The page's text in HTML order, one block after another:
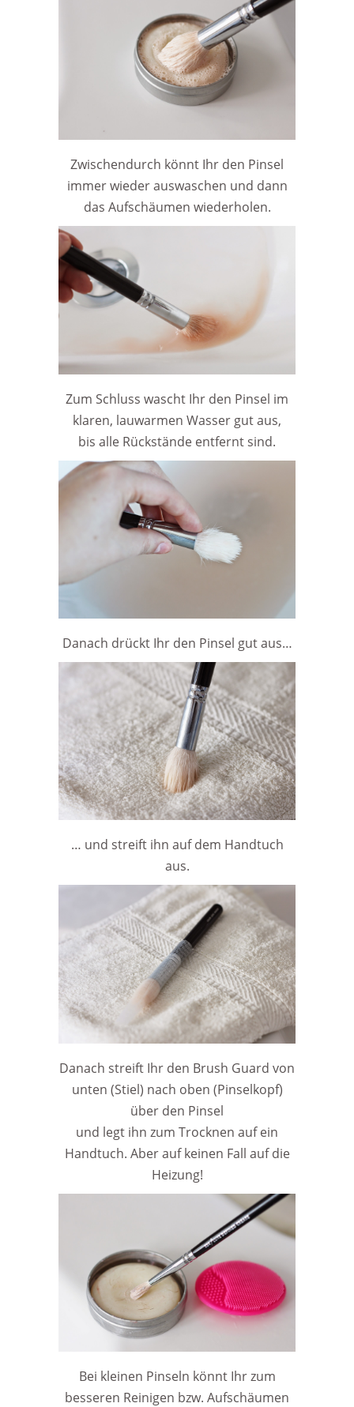
Zwischendurch könnt Ihr den Pinsel
immer wieder auswaschen und dann
das Aufschäumen wiederholen.
Zum Schluss wascht Ihr den Pinsel im
klaren, lauwarmen Wasser gut aus,
bis alle Rückstände entfernt sind.
Danach drückt Ihr den Pinsel gut aus…
… und streift ihn auf dem Handtuch
aus.
Danach streift Ihr den Brush Guard von
unten (Stiel) nach oben (Pinselkopf)
über den Pinsel
und legt ihn zum Trocknen auf ein
Handtuch. Aber auf keinen Fall auf die
Heizung!
Bei kleinen Pinseln könnt Ihr zum
besseren Reinigen bzw. Aufschäumen